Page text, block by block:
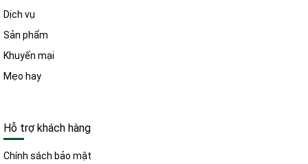
Dịch vụ
Sản phẩm
Khuyến mại
Mẹo hay
Hỗ trợ khách hàng
Chính sách bảo mật